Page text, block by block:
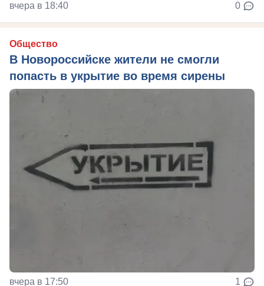
вчера в 18:40 0
Общество
В Новороссийске жители не смогли
попасть в укрытие во время сирены
вчера в 17:50 1